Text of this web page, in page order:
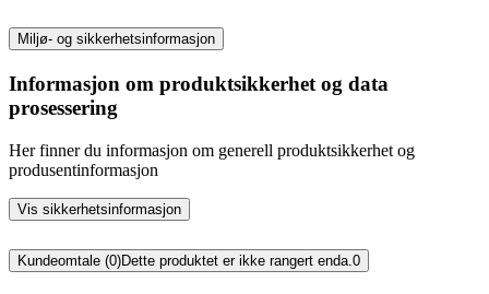
Miljø- og sikkerhetsinformasjon
Informasjon om produktsikkerhet og data
prosessering
Her finner du informasjon om generell produktsikkerhet og
produsentinformasjon
Vis sikkerhetsinformasjon
Kundeomtale (0)Dette produktet er ikke rangert enda. 0